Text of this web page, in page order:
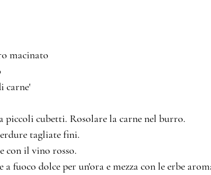
nero macinato
'di carne'
piccoli cubetti. Rosolare la carne nel burro.
tagliate fini.
con il vino rosso.
fuoco dolce per un'ora e mezza con le erbe